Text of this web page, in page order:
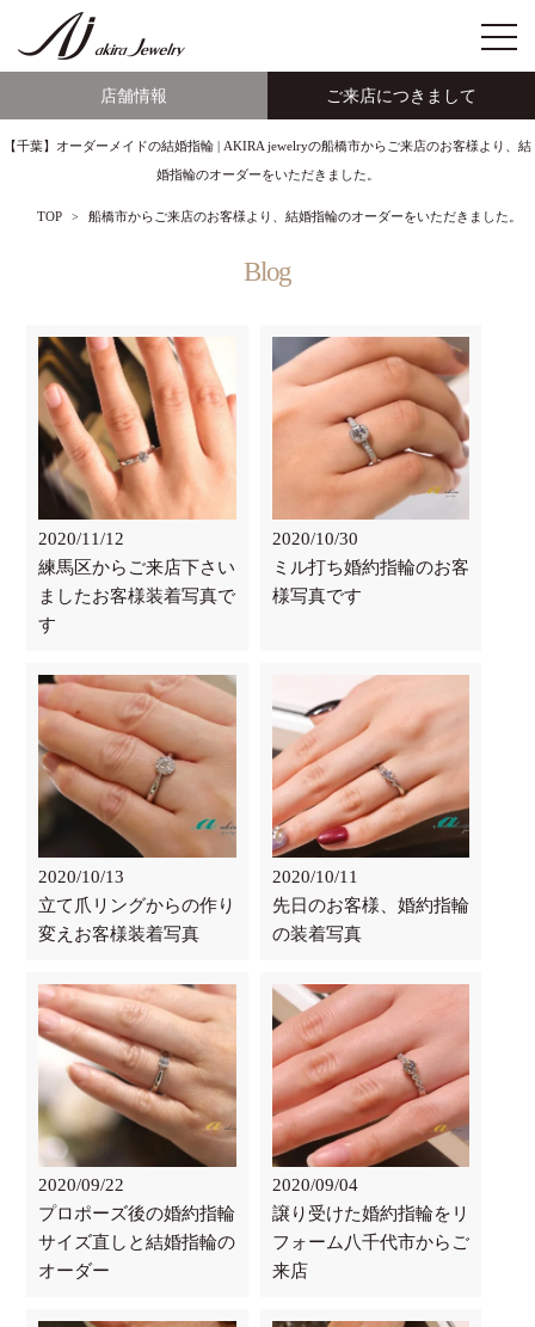
店舗情報 ご来店につきまして
【千葉】オーダーメイドの結婚指輪 | AKIRA jewelryの船橋市からご来店のお客様より、結
婚指輪のオーダーをいただきました。
TOP 船橋市からご来店のお客様より、結婚指輪のオーダーをいただきました。
Blog
2020/11/12
練馬区からご来店下さい
ましたお客様装着写真で
す
2020/10/30
ミル打ち婚約指輪のお客
様写真です
2020/10/13
立て爪リングからの作り
変えお客様装着写真
2020/10/11
先日のお客様、婚約指輪
の装着写真
2020/09/22
プロポーズ後の婚約指輪
サイズ直しと結婚指輪の
オーダー
2020/09/04
譲り受けた婚約指輪をリ
フォーム八千代市からご
来店